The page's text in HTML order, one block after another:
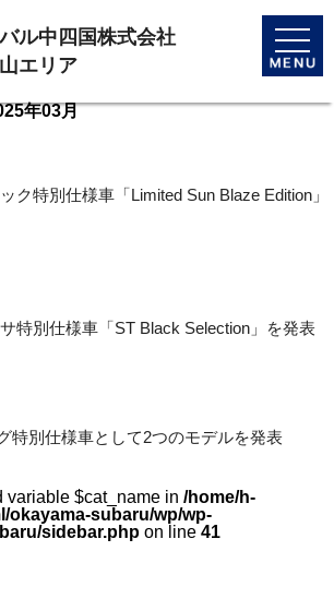
toggle
ル中四国株式会社
エリア
年03月
ク特別仕様車「Limited Sun Blaze Edition」
特別仕様車「ST Black Selection」を発表
別仕様車として2つのモデルを発表
variable $cat_name in /home/h-
okayama-subaru/wp/wp-
sidebar.php on line 41